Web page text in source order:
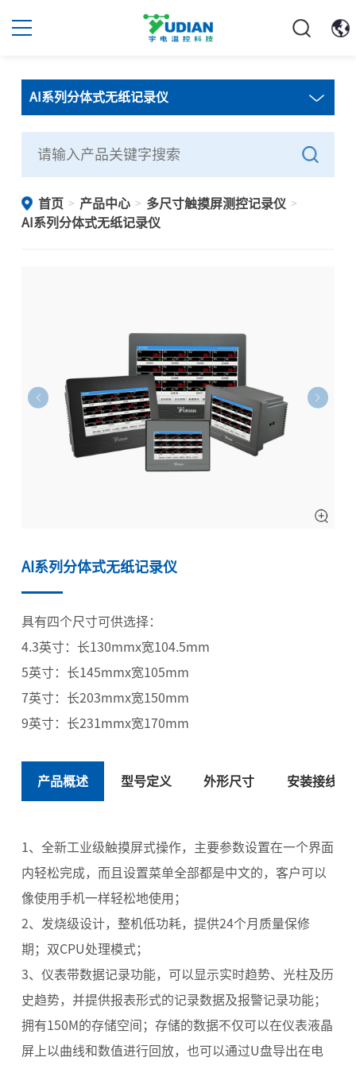
AI系列分体式无纸记录仪
首页 > 产品中心 > 多尺寸触摸屏测控记录仪 >
AI系列分体式无纸记录仪
AI系列分体式无纸记录仪
具有四个尺寸可供选择：
4.3英寸：长130mmx宽104.5mm
5英寸：长145mmx宽105mm
7英寸：长203mmx宽150mm
9英寸：长231mmx宽170mm
产品概述 型号定义 外形尺寸 安装接线
1、全新工业级触摸屏式操作，主要参数设置在一个界面
内轻松完成，而且设置菜单全部都是中文的，客户可以
像使用手机一样轻松地使用；
2、发烧级设计，整机低功耗，提供24个月质量保修
期；双CPU处理模式；
3、仪表带数据记录功能，可以显示实时趋势、光柱及历
史趋势，并提供报表形式的记录数据及报警记录功能；
拥有150M的存储空间；存储的数据不仅可以在仪表液晶
屏上以曲线和数值进行回放，也可以通过U盘导出在电